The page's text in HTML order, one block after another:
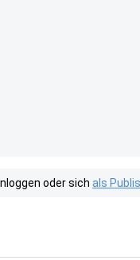
oder sich als